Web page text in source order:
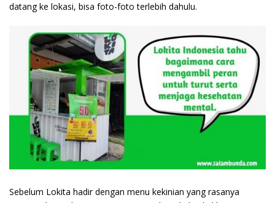
datang ke lokasi, bisa foto-foto terlebih dahulu.
Sebelum Lokita hadir dengan menu kekinian yang rasanya